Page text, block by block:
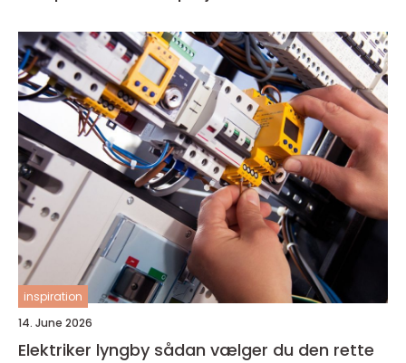
inspiration
14. June 2026
Elektriker lyngby sådan vælger du den rette